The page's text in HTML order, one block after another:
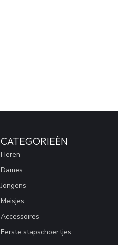
CATEGORIEËN
Heren
Dames
Jongens
Meisjes
Accessoires
Eerste stapschoentjes